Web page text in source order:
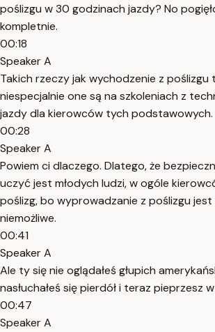
poślizgu w 30 godzinach jazdy? No
kompletnie.
00:18
Speaker A
Takich rzeczy jak wychodzenie z poślizgu
niespecjalnie one są na szkoleniach z
jazdy dla kierowców tych podstawowych.
00:28
Speaker A
Powiem ci dlaczego. Dlatego, że
uczyć jest młodych ludzi, w ogóle
poślizg, bo wyprowadzanie z poślizgu
niemożliwe.
00:41
Speaker A
Ale ty się nie oglądałeś głupich
nasłuchałeś się pierdół i teraz pieprzesz
00:47
Speaker A